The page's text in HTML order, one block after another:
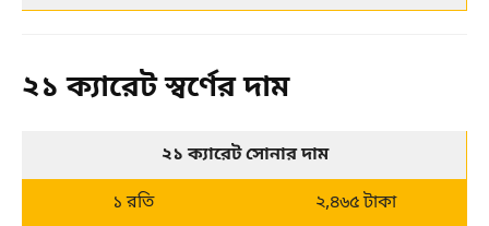
২১ ক্যারেট স্বর্ণের দাম
২১ ক্যারেট সোনার দাম
১ রতি
২,৪৬৫ টাকা